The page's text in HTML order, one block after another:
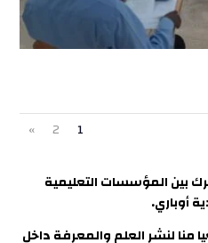
1
2
»
بين المؤسسات التعليمية
أوباري.
منا لنشر العلم والمعرفة داخل